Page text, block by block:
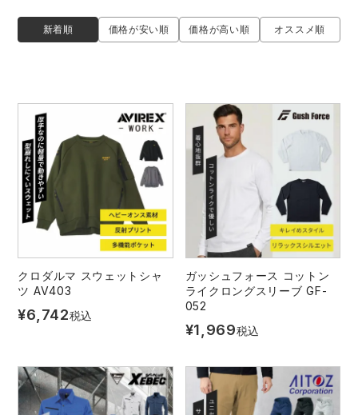
アウトドア・スポーツ
ワークスーツ
コンプレッションウェア
作業用ポロシャツ
ヤッケ
アウトドアウェアランキング
つなぎランキング
空調服ランキング
コンプレッションウェアランキング
レインウェアランキング
クロダルマ
山田辰 クレヒフク
おたふく手袋 マック
ボンマックス
CUP
シンメン 日進ゴム
配達・営業作業服
自動車整備士作業服
DIY・日曜大工作業服
飲食店ユニフォーム
夜間・高視認性安全服
新着順 価格が安い順 価格が高い順 オススメ順
クロダルマ スウェットシャ
ツ AV403
¥6,742税込
ガッシュフォース コットン
ライクロングスリーブ GF-
052
¥1,969税込